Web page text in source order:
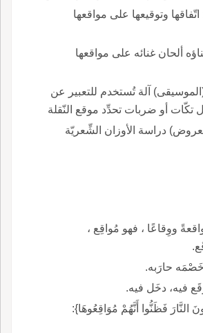
وتوقيعها على مواقعها
ألحان غنائه على مواقعها
(الموسيقى) آلة تُستخدم للتعبير عن
تكّات أو ضربات تحدِّد موقع النّقلة
دراسة الأوزان الشِّعريّة
ووِقاعًا ، فهو مُواقِع ،
حارَبه.
فيه، دخَل فيه.
النَّارَ فَظَنُّوا أَنَّهُمْ مُوَاقِعُوهَا}: